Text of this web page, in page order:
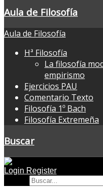
Aula de Filosofía
Aula de Filosofía
Hª Filosofía
La filosofía
empirismo
Ejercicios PAU
Comentario Texto
Filosofía 1º Bach
Filosofía Extremeña
Buscar
Login Register